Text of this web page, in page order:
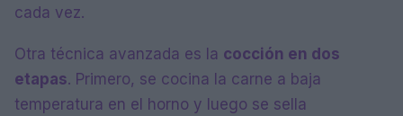
cada vez.
Otra técnica avanzada es la cocción en dos
etapas. Primero, se cocina la carne a baja
temperatura en el horno y luego se sella